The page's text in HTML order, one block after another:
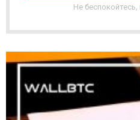
Р
С
С
Л
А
Не